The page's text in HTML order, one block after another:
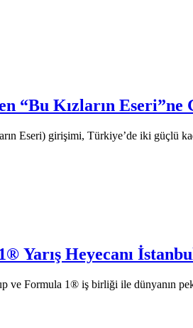
“Bu Kızların
Eseri) girişimi, Türkiye’de iki güçlü
Heyecanı
ve Formula 1® iş birliği ile dünyanın